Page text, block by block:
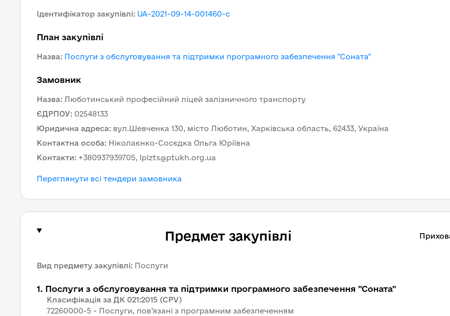
Ідентифікатор закупівлі: UA-2021-09-14-001460-c
План закупівлі
Назва: Послуги з обслуговування та підтримки програмного забезпечення "Соната"
Замовник
Назва: Люботинський професійний ліцей залізничного транспорту
ЄДРПОУ: 02548133
Юридична адреса: вул.Шевченка 130, місто Люботин, Харківська область, 62433, Україна
Контактна особа: Ніколаєнко-Сосєдка Ольга Юріївна
Контакти: +380937939705, lplzts@ptukh.org.ua
Переглянути всі тендери замовника
Предмет закупівлі
Вид предмету закупівлі: Послуги
1. Послуги з обслуговування та підтримки програмного забезпечення "Соната"
Класифікація за ДК 021:2015 (CPV)
72260000-5 - Послуги, пов’язані з програмним забезпеченням